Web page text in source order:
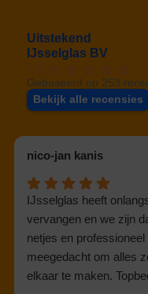
Uitstekend
IJsselglas BV
Gebaseerd op 253
Bekijk alle recensies
nico-jan kanis
IJsselglas heeft
vervangen en we zijn
netjes en
meegedacht om alles
elkaar te maken.